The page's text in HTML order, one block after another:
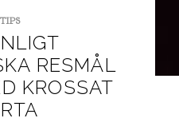
RESMÅL
KROSSAT